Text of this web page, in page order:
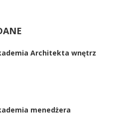
Architekta wnętrz
menedżera